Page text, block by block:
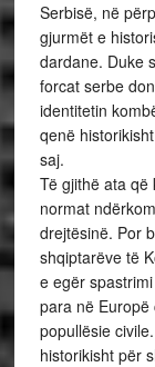
Serbisë, në
gjurmët e
dardane. Duke
forcat serbe
identitetin
qenë
saj.
Të gjithë ata
normat
drejtësinë. Por
shqiptarëve të
e egër
para në Europë
popullësie
historikisht për